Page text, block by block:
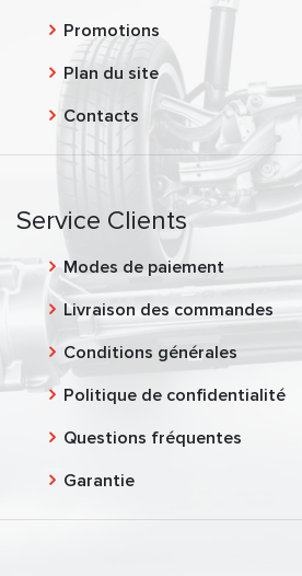
Promotions
Plan du site
Contacts
Service Clients
Modes de paiement
Livraison des commandes
Conditions générales
Politique de confidentialité
Questions fréquentes
Garantie